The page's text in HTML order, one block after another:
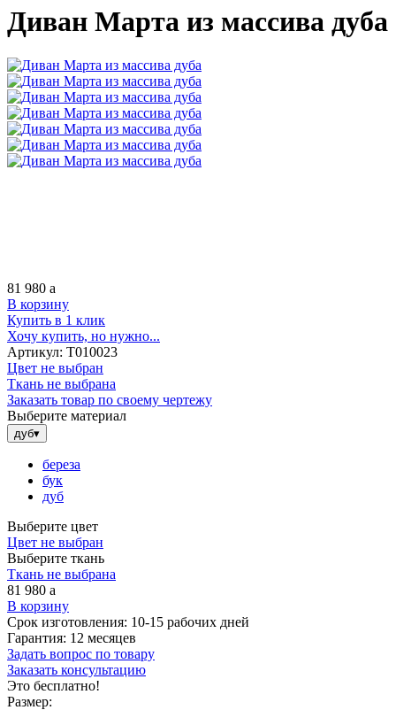
Диван Марта из массива дуба
81 980 a
В корзину
Купить в 1 клик
Хочу купить, но нужно...
Артикул: Т010023
Цвет не выбран
Ткань не выбрана
Заказать товар по своему чертежу
Выберите материал
дуб▾
береза
бук
дуб
Выберите цвет
Цвет не выбран
Выберите ткань
Ткань не выбрана
81 980 a
В корзину
Срок изготовления: 10-15 рабочих дней
Гарантия: 12 месяцев
Задать вопрос по товару
Заказать консультацию
Это бесплатно!
Размер: